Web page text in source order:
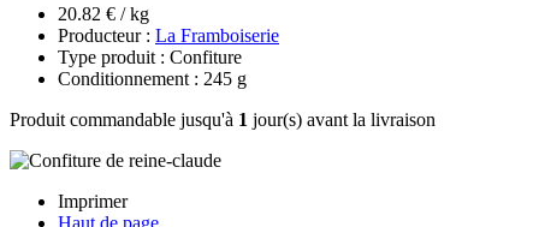
20.82 € / kg
Producteur : La Framboiserie
Type produit : Confiture
Conditionnement : 245 g
Produit commandable jusqu'à 1 jour(s) avant la livraison
Imprimer
Haut de page